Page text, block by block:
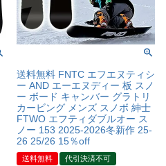
送料無料 FNTC エフエヌティシ
ー AND エーエヌディー 板 スノ
ー ボード キャンバー グラトリ
カービング メンズ スノボ 紳士
FTWO エフティダブルオー ス
ノー 153 2025-2026冬新作 25-
26 25/26 15％off
送料無料 代引決済不可